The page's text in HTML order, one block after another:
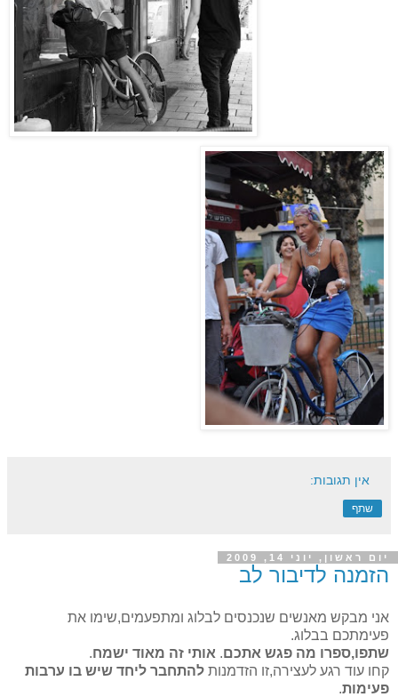
אין תגובות:
שתף
יום ראשון, יוני 14, 2009
הזמנה לדיבור לב
אני מבקש מאנשים שנכנסים לבלוג ומתפעמים,שימו את
פעימתכם בבלוג.
שתפו,ספרו מה פגש אתכם. אותי זה מאוד ישמח.
קחו עוד רגע לעצירה,זו הזדמנות להתחבר ליחד שיש בו ערבות
פעימות.